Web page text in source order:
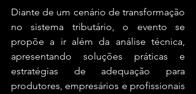
Diante de um cenário de transformação
no sistema tributário, o evento se
propõe a ir além da análise técnica,
apresentando soluções práticas e
estratégias de adequação para
produtores, empresários e profissionais